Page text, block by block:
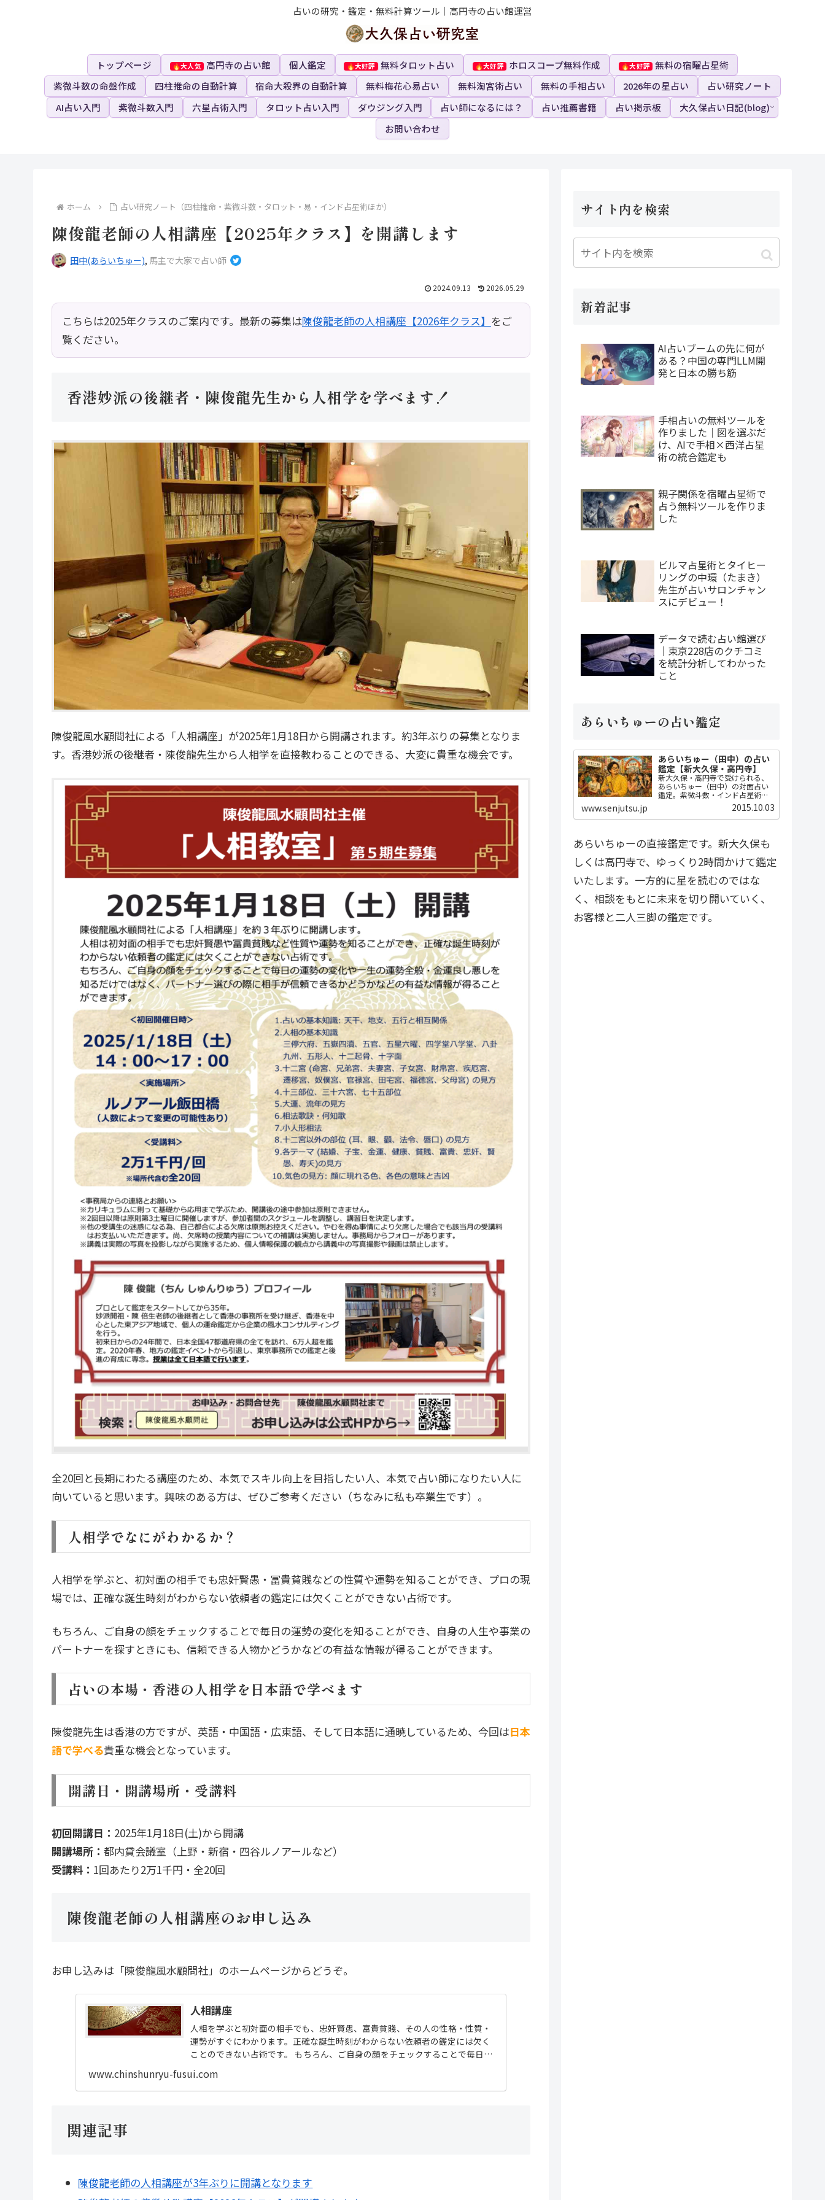
占いの研究・鑑定・無料計算ツール｜高円寺の占い館運営
トップページ 高円寺の占い館 個人鑑定 無料タロット占い ホロスコープ無料作成
無料の宿曜占星術
紫微斗数の命盤作成
四柱推命の自動計算 宿命大殺界の自動計算 無料梅花心易占い 無料淘宮術占い 無料の手相占い 2026年の星占い
占い研究ノート
AI占い入門
紫微斗数入門 六星占術入門 タロット占い入門 ダウジング入門 占い師になるには？ 占い推薦書籍 占い掲示板
大久保占い日記(blog)
お問い合わせ
ホーム 占い研究ノート（四柱推命・紫微斗数・タロット・易・インド占星術ほか）
陳俊龍老師の人相講座【2025年クラス】を開講します
田中(あらいちゅー), 馬主で大家で占い師
2024.09.13 2026.05.29
こちらは2025年クラスのご案内です。最新の募集は陳俊龍老師の人相講座【2026年クラス】 をご
覧ください。
香港妙派の後継者・陳俊龍先生から人相学を学べます！
陳俊龍風水顧問社による「人相講座」が2025年1月18日から開講されます。約3年ぶりの募集となりま
す。香港妙派の後継者・陳俊龍先生から人相学を直接教わることのできる、大変に貴重な機会です。
全20回と長期にわたる講座のため、本気でスキル向上を目指したい人、本気で占い師になりたい人に
向いていると思います。興味のある方は、ぜひご参考ください（ちなみに私も卒業生です）。
人相学でなにがわかるか？
人相学を学ぶと、初対面の相手でも忠奸賢愚・冨貴貧賎などの性質や運勢を知ることができ、プロの現
場では、正確な誕生時刻がわからない依頼者の鑑定には欠くことができない占術です。
もちろん、ご自身の顔をチェックすることで毎日の運勢の変化を知ることができ、自身の人生や事業の
パートナーを探すときにも、信頼できる人物かどうかなどの有益な情報が得ることができます。
占いの本場・香港の人相学を日本語で学べます
陳俊龍先生は香港の方ですが、英語・中国語・広東語、そして日本語に通暁しているため、今回は日本
語で学べる貴重な機会となっています。
開講日・開講場所・受講料
初回開講日： 2025年1月18日(土)から開講
開講場所： 都内貸会議室（上野・新宿・四谷ルノアールなど）
受講料： 1回あたり2万1千円・全20回
陳俊龍老師の人相講座のお申し込み
お申し込みは「陳俊龍風水顧問社」のホームページからどうぞ。
人相講座
人相を学ぶと初対面の相手でも、忠奸賢愚、富貴貧賤、その人の性格・性質・
運勢がすぐにわかります。正確な誕生時刻がわからない依頼者の鑑定には欠く
ことのできない占術です。 もちろん、ご自身の顔をチェックすることで毎日の
運勢の変化や一生の運勢全般を...
www.chinshunryu-fusui.com
関連記事
陳俊龍老師の人相講座が3年ぶりに開講となります
サイト内を検索
新着記事
AI占いブームの先に何が
ある？中国の専門LLM開
発と日本の勝ち筋
手相占いの無料ツールを
作りました｜図を選ぶだ
け、AIで手相×西洋占星
術の統合鑑定も
親子関係を宿曜占星術で
占う無料ツールを作りま
した
ビルマ占星術とタイヒー
リングの中環（たまき）
先生が占いサロンチャン
スにデビュー！
データで読む占い館選び
｜東京228店のクチコミ
を統計分析してわかった
こと
あらいちゅーの占い鑑定
あらいちゅー（田中）の占い
鑑定【新大久保・高円寺】
新大久保・高円寺で受けられる、
あらいちゅー（田中）の対面占い
鑑定。紫微斗数・インド占星術・
ダウジングで2時間かけてじっくり
占い、開運指導までセット。
MBA・FP・宅建士の実務知識に基
す。
www.senjutsu.jp 2015.10.03
あらいちゅーの直接鑑定です。新大久保も
しくは高円寺で、ゆっくり2時間かけて鑑定
いたします。一方的に星を読むのではな
く、相談をもとに未来を切り開いていく、
お客様と二人三脚の鑑定です。